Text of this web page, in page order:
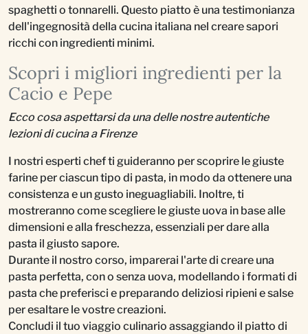
spaghetti o tonnarelli. Questo piatto è una testimonianza
dell'ingegnosità della cucina italiana nel creare sapori
ricchi con ingredienti minimi.
Scopri i migliori ingredienti per la
Cacio e Pepe
Ecco cosa aspettarsi da una delle nostre autentiche
lezioni di cucina a Firenze
I nostri esperti chef ti guideranno per scoprire le giuste
farine per ciascun tipo di pasta, in modo da ottenere una
consistenza e un gusto ineguagliabili. Inoltre, ti
mostreranno come scegliere le giuste uova in base alle
dimensioni e alla freschezza, essenziali per dare alla
pasta il giusto sapore.
Durante il nostro corso, imparerai l'arte di creare una
pasta perfetta, con o senza uova, modellando i formati di
pasta che preferisci e preparando deliziosi ripieni e salse
per esaltare le vostre creazioni.
Concludi il tuo viaggio culinario assaggiando il piatto di